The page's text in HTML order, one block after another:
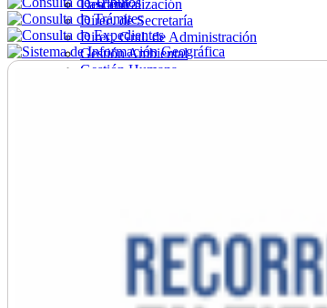
Descentralización
Direc. de Secretaría
Direc. Gral. de Administración
Gestión Ambiental
Gestión Humana
Lascano